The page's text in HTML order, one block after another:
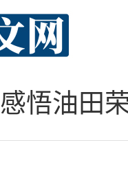
感悟油田